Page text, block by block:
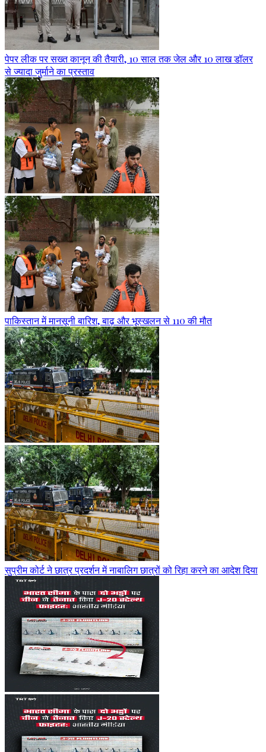
पेपर लीक पर सख्त कानून की तैयारी, 10 साल तक जेल और 10 लाख डॉलर
से ज्यादा जुर्माने का प्रस्ताव
पाकिस्तान में मानसूनी बारिश, बाढ़ और भूस्खलन से 110 की मौत
सुप्रीम कोर्ट ने छात्र प्रदर्शन में नाबालिग छात्रों को रिहा करने का आदेश दिया